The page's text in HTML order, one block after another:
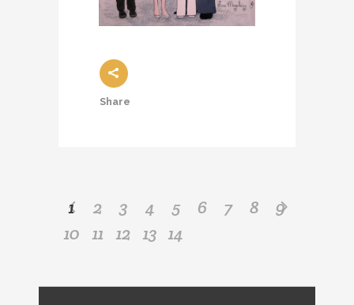
Share
1 2 3 4 5 6 7 8
9
10
11 12 13 14